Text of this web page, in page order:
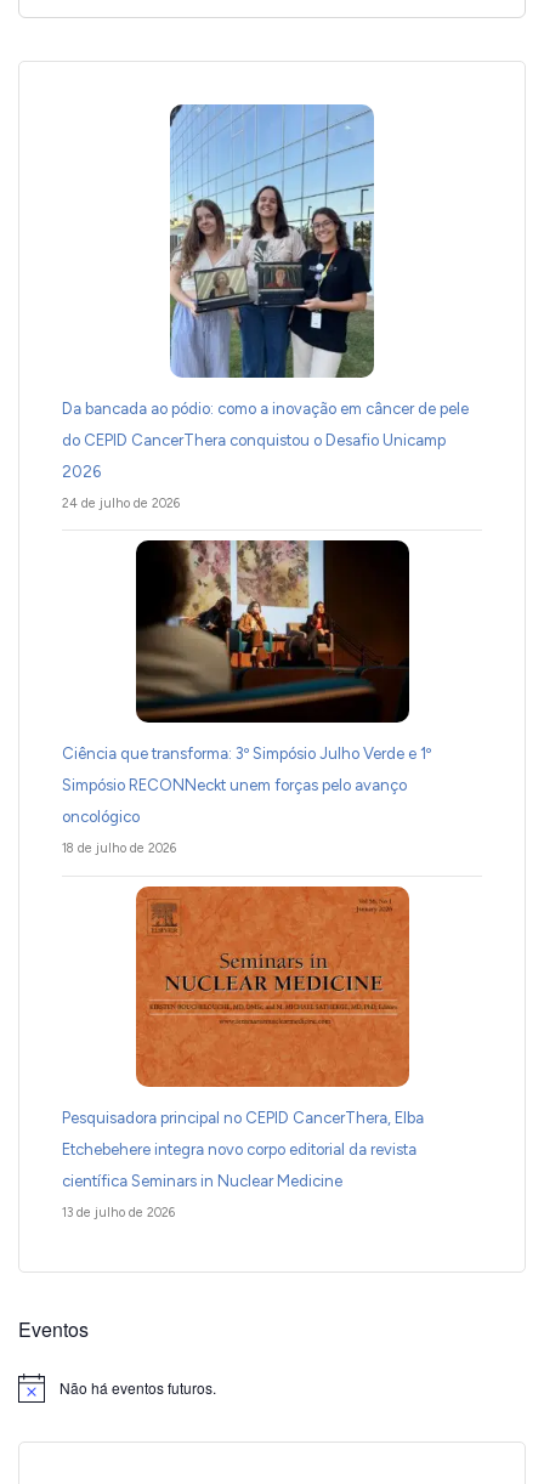
Da bancada ao pódio: como a inovação em câncer de pele
do CEPID CancerThera conquistou o Desafio Unicamp
2026
24 de julho de 2026
Ciência que transforma: 3º Simpósio Julho Verde e 1º
Simpósio RECONNeckt unem forças pelo avanço
oncológico
18 de julho de 2026
Pesquisadora principal no CEPID CancerThera, Elba
Etchebehere integra novo corpo editorial da revista
científica Seminars in Nuclear Medicine
13 de julho de 2026
Eventos
Notice Não há eventos futuros.